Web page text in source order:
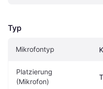
Typ
Mikrofontyp
Platzierung
(Mikrofon)